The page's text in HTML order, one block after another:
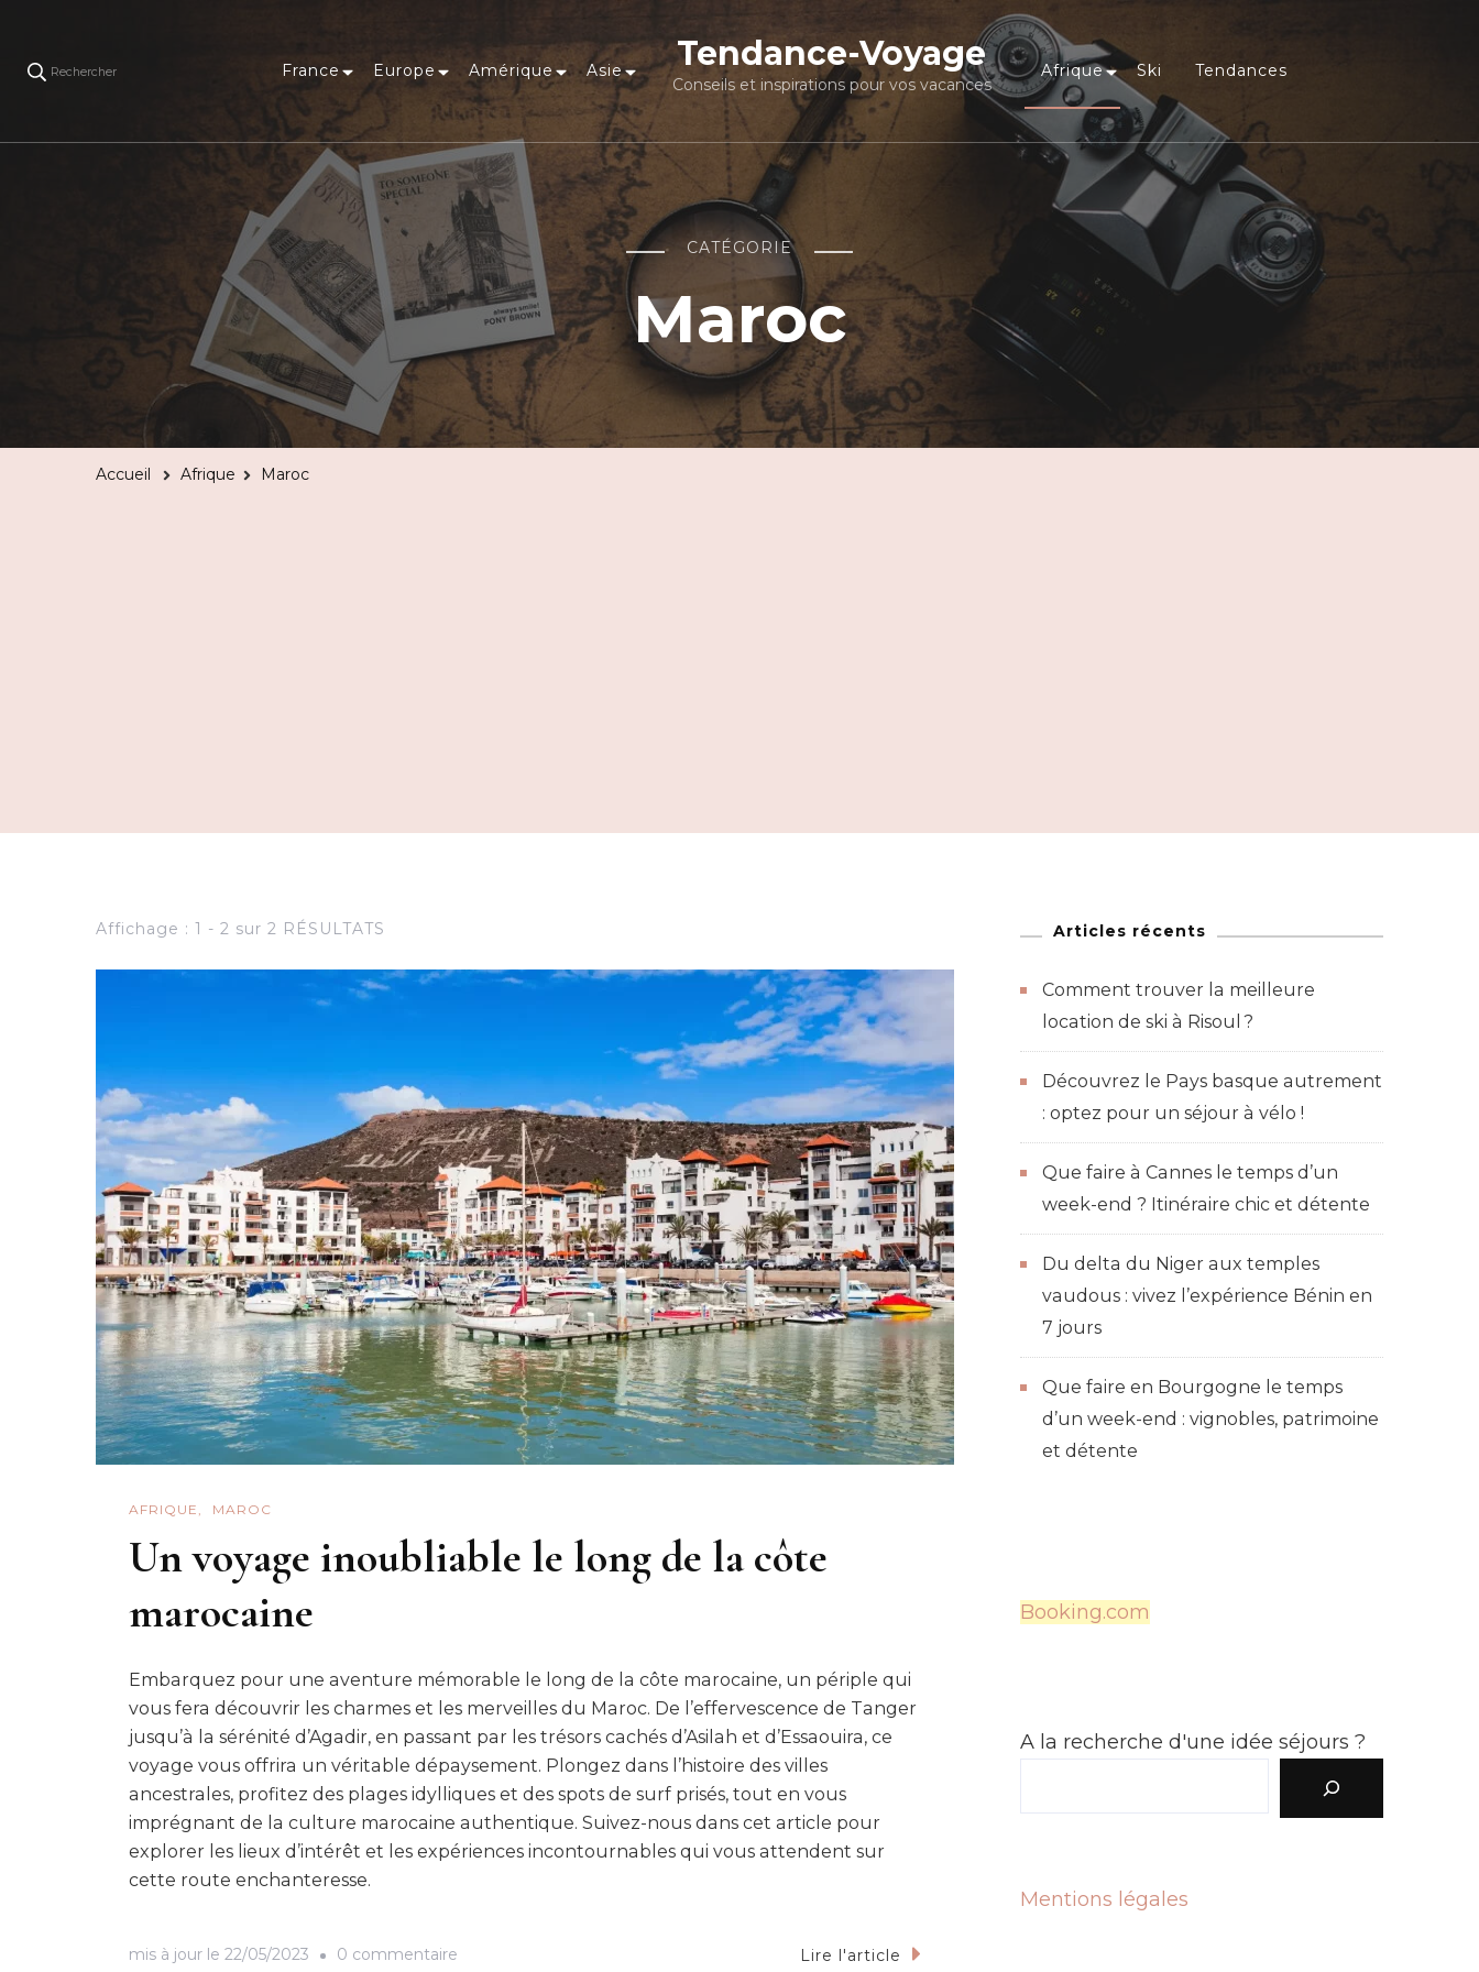
Rechercher France Europe Amérique Asie Tendance-Voyage
Conseils et inspirations pour vos vacances
Afrique Ski Tendances
CATÉGORIE
Maroc
Accueil Afrique Maroc
Affichage : 1 - 2 sur 2 RÉSULTATS
AFRIQUE MAROC
Un voyage inoubliable le long de la côte
marocaine
Embarquez pour une aventure mémorable le long de la côte marocaine, un périple qui
vous fera découvrir les charmes et les merveilles du Maroc. De l’effervescence de Tanger
jusqu’à la sérénité d’Agadir, en passant par les trésors cachés d’Asilah et d’Essaouira, ce
voyage vous offrira un véritable dépaysement. Plongez dans l’histoire des villes
ancestrales, profitez des plages idylliques et des spots de surf prisés, tout en vous
imprégnant de la culture marocaine authentique. Suivez-nous dans cet article pour
explorer les lieux d’intérêt et les expériences incontournables qui vous attendent sur
cette route enchanteresse.
mis à jour le 22/05/2023 0 commentaire Lire l'article
Articles récents
Comment trouver la meilleure
location de ski à Risoul ?
Découvrez le Pays basque autrement
: optez pour un séjour à vélo !
Que faire à Cannes le temps d’un
week-end ? Itinéraire chic et détente
Du delta du Niger aux temples
vaudous : vivez l’expérience Bénin en
7 jours
Que faire en Bourgogne le temps
d’un week-end : vignobles, patrimoine
et détente
Booking.com
A la recherche d'une idée séjours ?
Mentions légales